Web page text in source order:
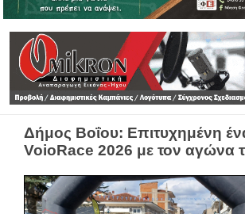
Δήμος Βοΐου: Επιτυχημένη
VoioRace 2026 με τον αγώνα